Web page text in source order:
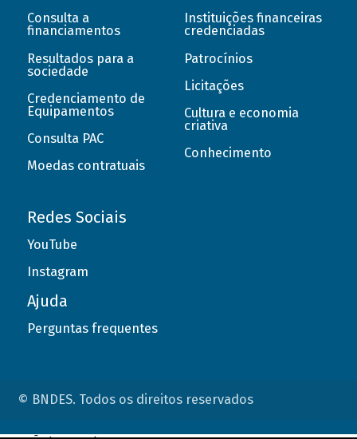
Consulta a
financiamentos
Resultados para a
sociedade
Credenciamento de
Equipamentos
Consulta PAC
Moedas contratuais
Instituições financeiras
credenciadas
Patrocínios
Licitações
Cultura e economia
criativa
Conhecimento
Redes Sociais
YouTube
Instagram
Ajuda
Perguntas frequentes
© BNDES. Todos os direitos reservados